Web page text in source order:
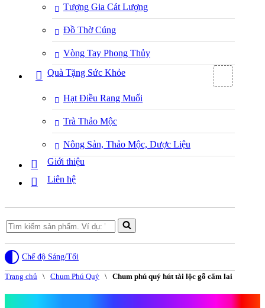
Tượng Gia Cát Lượng
Đồ Thờ Cúng
Vòng Tay Phong Thủy
Quà Tặng Sức Khỏe
Hạt Điều Rang Muối
Trà Thảo Mộc
Nông Sản, Thảo Mộc, Dược Liệu
Giới thiệu
Liên hệ
Search
for...
Chế độ Sáng/Tối
Trang chủ \ Chum Phú Quý \ Chum phú quý hút tài lộc gỗ cẩm lai